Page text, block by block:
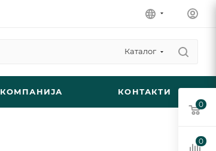
Каталог
КОМПАНИЈА КОНТАКТИ
0
0